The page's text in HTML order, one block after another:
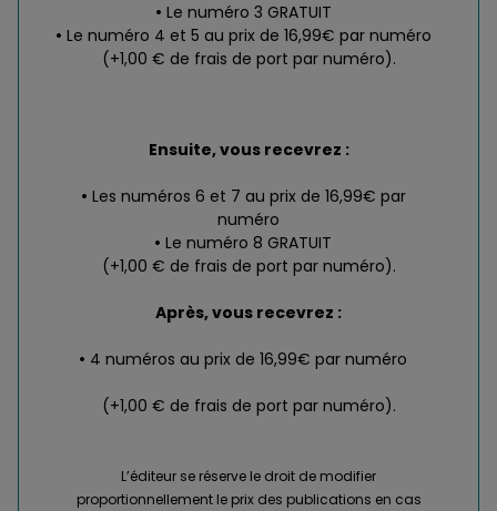
Le numéro 3 GRATUIT
Le numéro 4 et 5 au prix de 16,99€ par numéro
(+1,00 € de frais de port par numéro).
Ensuite, vous recevrez :
Les numéros 6 et 7 au prix de 16,99€ par
numéro
Le numéro 8 GRATUIT
(+1,00 € de frais de port par numéro).
Après, vous recevrez :
4 numéros au prix de 16,99€ par numéro
(+1,00 € de frais de port par numéro).
L’éditeur se réserve le droit de modifier
proportionnellement le prix des publications en cas